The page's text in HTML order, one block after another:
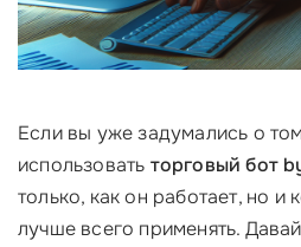
Если вы уже задумались о
использовать торговый бот
только, как он работает, но и
лучше всего применять.